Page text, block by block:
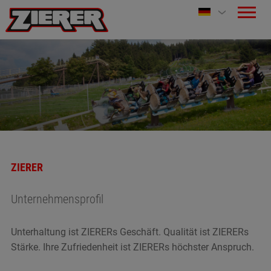
ZIERER
Unternehmensprofil
Unterhaltung ist ZIERERs Geschäft. Qualität ist ZIERERs
Stärke. Ihre Zufriedenheit ist ZIERERs höchster Anspruch.